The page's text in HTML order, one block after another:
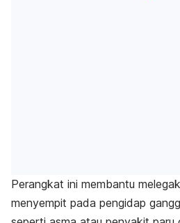
Perangkat ini membantu
menyempit pada pengidap